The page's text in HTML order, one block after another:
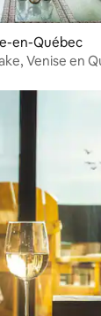
en-Québec
Venise en